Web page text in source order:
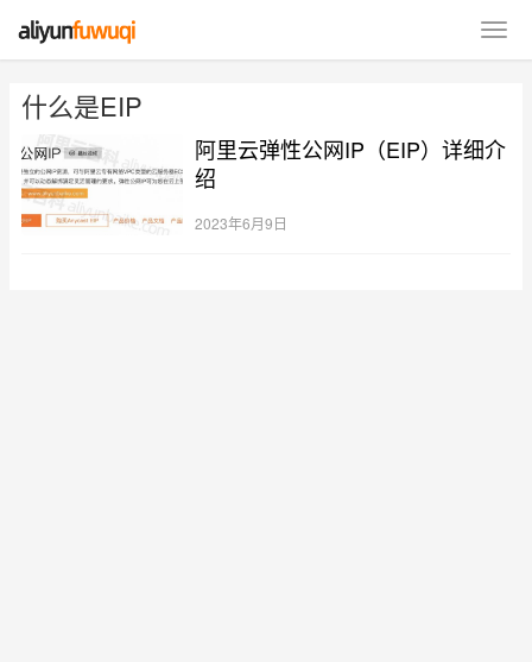
什么是EIP
阿里云弹性公网IP（EIP）详细介
绍
2023年6月9日